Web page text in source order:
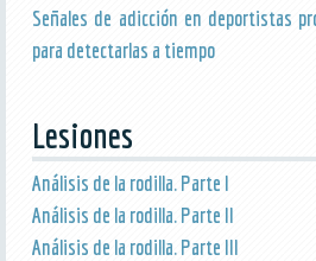
Señales de adicción en deportistas
para detectarlas a tiempo
Lesiones
Análisis de la rodilla. Parte I
Análisis de la rodilla. Parte II
Análisis de la rodilla. Parte III